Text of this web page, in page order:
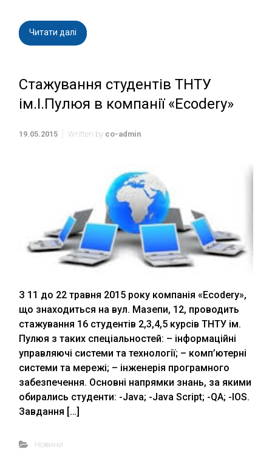
Читати далі
Стажування студентів ТНТУ
ім.І.Пулюя в компанії «Ecodery»
19.05.2015 Written by co-admin
З 11 до 22 травня 2015 року компанія «Ecodery»,
що знаходиться на вул. Мазепи, 12, проводить
стажування 16 студентів 2,3,4,5 курсів ТНТУ ім.
Пулюя з таких спеціальностей: – інформаційні
управляючі системи та технології; – комп’ютерні
системи та мережі; – інженерія програмного
забезпечення. Основні напрямки знань, за якими
обирались студенти: -Java; -Java Script; -QA; -IOS.
Завдання […]
Новини